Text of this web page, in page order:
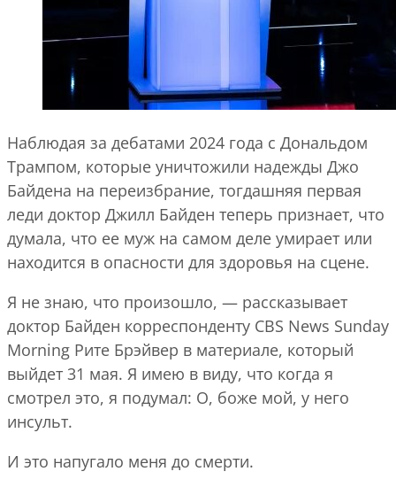
Наблюдая за дебатами 2024 года с Дональдом
Трампом, которые уничтожили надежды Джо
Байдена на переизбрание, тогдашняя первая
леди доктор Джилл Байден теперь признает, что
думала, что ее муж на самом деле умирает или
находится в опасности для здоровья на сцене.
Я не знаю, что произошло, — рассказывает
доктор Байден корреспонденту CBS News Sunday
Morning Рите Брэйвер в материале, который
выйдет 31 мая. Я имею в виду, что когда я
смотрел это, я подумал: О, боже мой, у него
инсульт.
И это напугало меня до смерти.